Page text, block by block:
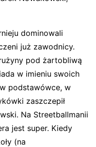
dominowali
już zawodnicy.
pod żartobliwą
w imieniu swoich
podstawówce, w
zaszczepił
Na Streetballmanii
jest super. Kiedy
(na